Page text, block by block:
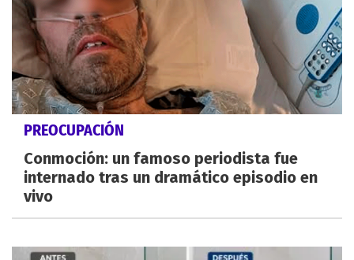
PREOCUPACIÓN
Conmoción: un famoso periodista fue
internado tras un dramático episodio en
vivo